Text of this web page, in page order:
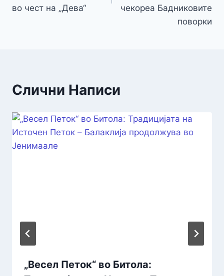
во чест на „Дева“
чекореа Бадниковите
поворки
Слични Написи
„Весел Петок“ во Битола: